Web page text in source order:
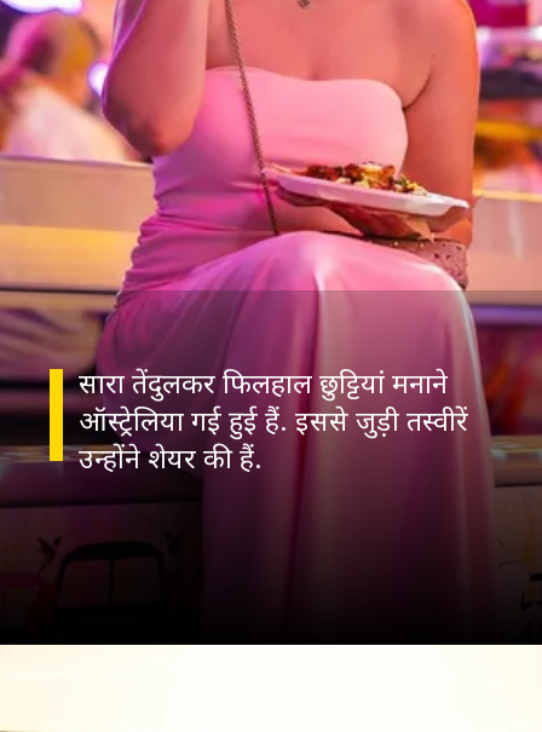
सारा तेंदुलकर फिलहाल छुट्टियां मनाने
ऑस्ट्रेलिया गई हुई हैं. इससे जुड़ी तस्वीरें
उन्होंने शेयर की हैं.